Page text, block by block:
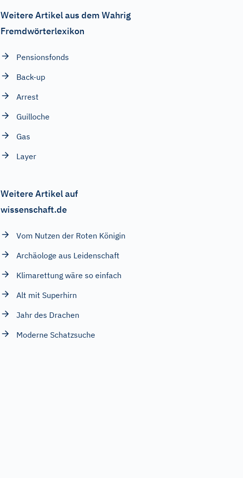
Weitere Artikel aus dem Wahrig
Fremdwörterlexikon
Pensionsfonds
Back-up
Arrest
Guilloche
Gas
Layer
Weitere Artikel auf
wissenschaft.de
Vom Nutzen der Roten Königin
Archäologe aus Leidenschaft
Klimarettung wäre so einfach
Alt mit Superhirn
Jahr des Drachen
Moderne Schatzsuche